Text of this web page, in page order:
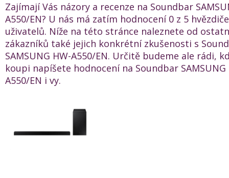
Zajímají Vás názory a recenze na Soundbar
A550/EN? U nás má zatím hodnocení 0 z 5
uživatelů. Níže na této stránce naleznete od
zákazníků také jejich konkrétní zkušenosti s
SAMSUNG HW-A550/EN. Určitě budeme ale rádi,
koupi napíšete hodnocení na Soundbar SAMSUNG
A550/EN i vy.